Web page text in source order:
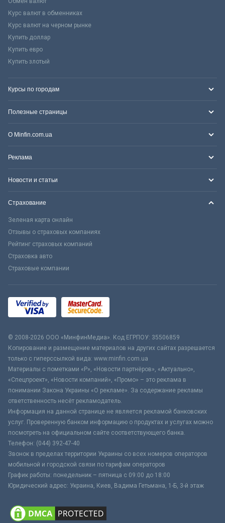
Курс валют в обменниках
Курс валют на черном рынке
Купить доллар
Купить евро
Купить злотый
Курсы по городам
Полезные страницы
О Minfin.com.ua
Реклама
Новости и статьи
Страхование
Зеленая карта онлайн
Отзывы о страховых компаниях
Рейтинг страховых компаний
Страховка авто
Страховые компании
© 2008-2026 ООО «МинфинМедиа». Код ЕГРПОУ: 35506859
Копирование и размещение материалов на других сайтах разрешается
только с гиперссылкой вида: www.minfin.com.ua
Материалы с пометками «Р», «Новости партнёров», «Актуально»,
«Спецпроект», «Новости компаний», «Промо» – это реклама в
понимании Закона Украины «О рекламе». За содержание рекламы
ответственность несёт рекламодатель.
Информация на данной странице не является рекламой банковских
услуг. Проверенную банком информацию о продуктах и услугах можно
посмотреть на официальном сайте соответствующего банка.
Телефон: (044) 392-47-40
Звонок в пределах территории Украины со всех номеров операторов
мобильной и городской связи по тарифам операторов
График работы: понедельник – пятница с 09:00 до 18:00
Юридический адрес: Украина, Киев, Вадима Гетьмана, 1-Б, 3-й этаж